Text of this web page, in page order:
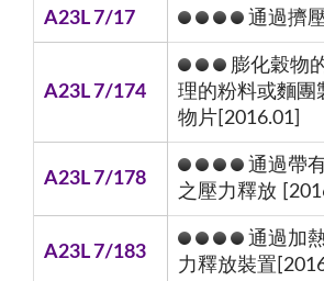
A23L 7/17 通過擠
A23L 7/174
膨化穀物
理的粉料或麵團
物片[2016.01]
A23L 7/178
通過帶
之壓力釋放
A23L 7/183
通過加
力釋放裝置